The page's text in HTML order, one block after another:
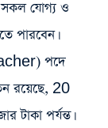
সকল যোগ্য ও
পারবেন।
পদে
রয়েছে, 20
টাকা পর্যন্ত।